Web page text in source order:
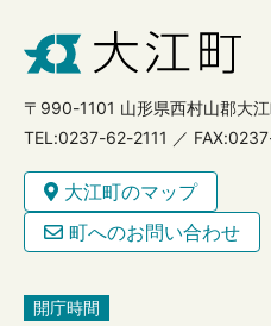
〒990-1101 山形県西村山郡大
TEL:0237-62-2111 ／
大江町のマップ
町へのお問い合わせ
開庁時間